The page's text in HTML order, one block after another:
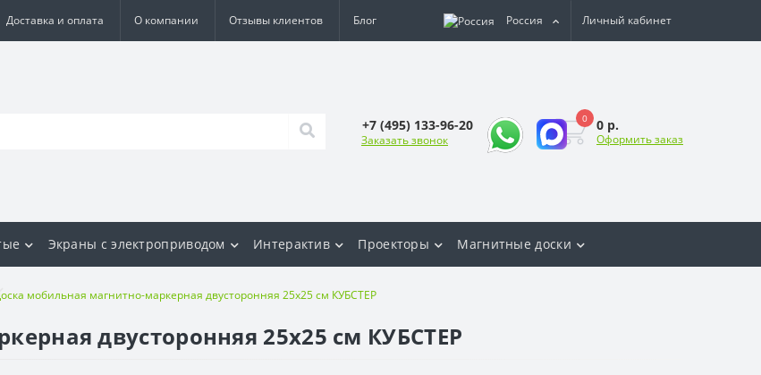
Доставка и оплата О компании Отзывы клиентов Блог Россия Личный кабинет
+7 (495) 133-96-20
Заказать звонок
0 0 р.
Оформить заказ
Экраны с электроприводом Интерактив Проекторы Магнитные доски
мобильная магнитно-маркерная двусторонняя 25х25 см КУБСТЕР
двусторонняя 25х25 см КУБСТЕР